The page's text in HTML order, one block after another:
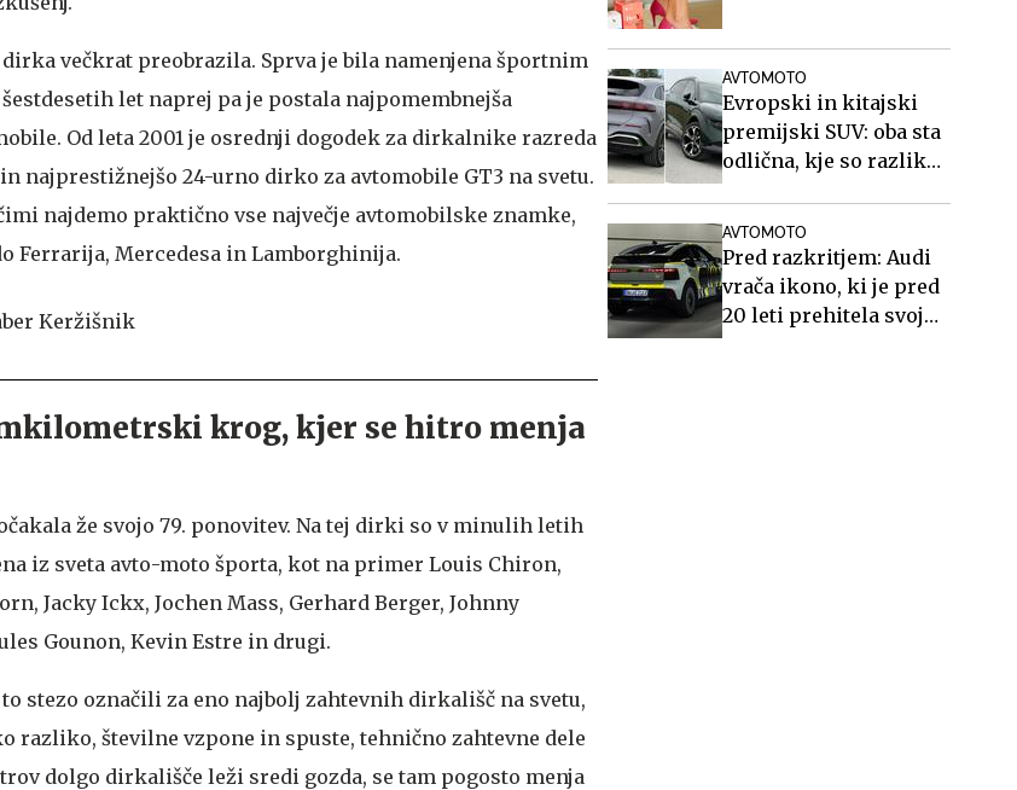
večkrat preobrazila. Sprva je bila namenjena športnim
let naprej pa je postala najpomembnejša
Od leta 2001 je osrednji dogodek za dirkalnike razreda
in najprestižnejšo 24-urno dirko za avtomobile GT3 na svetu.
najdemo praktično vse največje avtomobilske znamke,
Ferrarija, Mercedesa in Lamborghinija.
krog, kjer se hitro menja
že svojo 79. ponovitev. Na tej dirki so v minulih letih
iz sveta avto-moto športa, kot na primer Louis Chiron,
Jacky Ickx, Jochen Mass, Gerhard Berger, Johnny
Gounon, Kevin Estre in drugi.
stezo označili za eno najbolj zahtevnih dirkališč na svetu,
razliko, številne vzpone in spuste, tehnično zahtevne dele
dolgo dirkališče leži sredi gozda, se tam pogosto menja
AVTOMOTO
Evropski in kitajski
premijski SUV: oba sta
odlična, kje so razlike
AVTOMOTO
Pred razkritjem: Audi
vrača ikono, ki je pred
20 leti prehitela svoj